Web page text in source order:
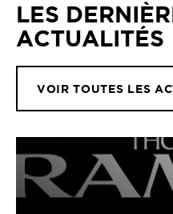
LES
ACTUALITÉS
VOIR TOUTES LES